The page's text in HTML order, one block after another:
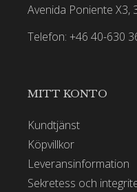
Avenida Poniente X3,
Telefon: +46 40-630
MITT KONTO
Kundtjänst
Köpvillkor
Leveransinformation
Sekretess och